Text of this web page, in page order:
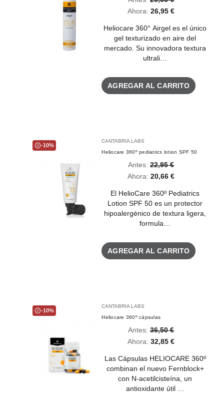
Ahora: 26,95 €
Heliocare 360° Airgel es el único
gel texturizado en aire del
mercado. Su innovadora textura
ultrali…
AGREGAR AL CARRITO
-10%
CANTABRIA LABS
Heliocare 360º pediatrics lotion SPF 50
Ahora: 20,66 €
Antes: 22,95 €
El HelioCare 360º Pediatrics
Lotion SPF 50 es un protector
hipoalergénico de textura ligera,
formula…
AGREGAR AL CARRITO
-10%
CANTABRIA LABS
Heliocare 360º cápsulas
Ahora: 32,85 €
Antes: 36,50 €
Las Cápsulas HELIOCARE 360º
combinan el nuevo Fernblock+
con N-acetilcisteína, un
antioxidante útil …